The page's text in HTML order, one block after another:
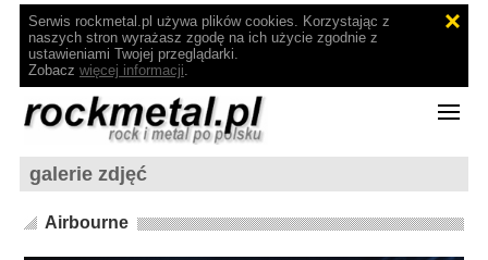
Serwis rockmetal.pl używa plików cookies. Korzystając z
naszych stron wyrażasz zgodę na ich użycie zgodnie z
ustawieniami Twojej przeglądarki.
Zobacz więcej informacji.
galerie zdjęć
Airbourne